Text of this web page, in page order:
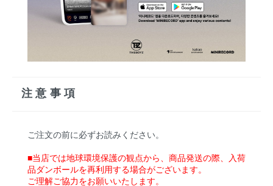
注意事項
ご注文の前に必ずお読みください。
■当店では地球環境保護の観点から、商品発送の際、入荷
品ダンボールを再利用する場合がございます。
ご理解ご協力をお願いいたします。